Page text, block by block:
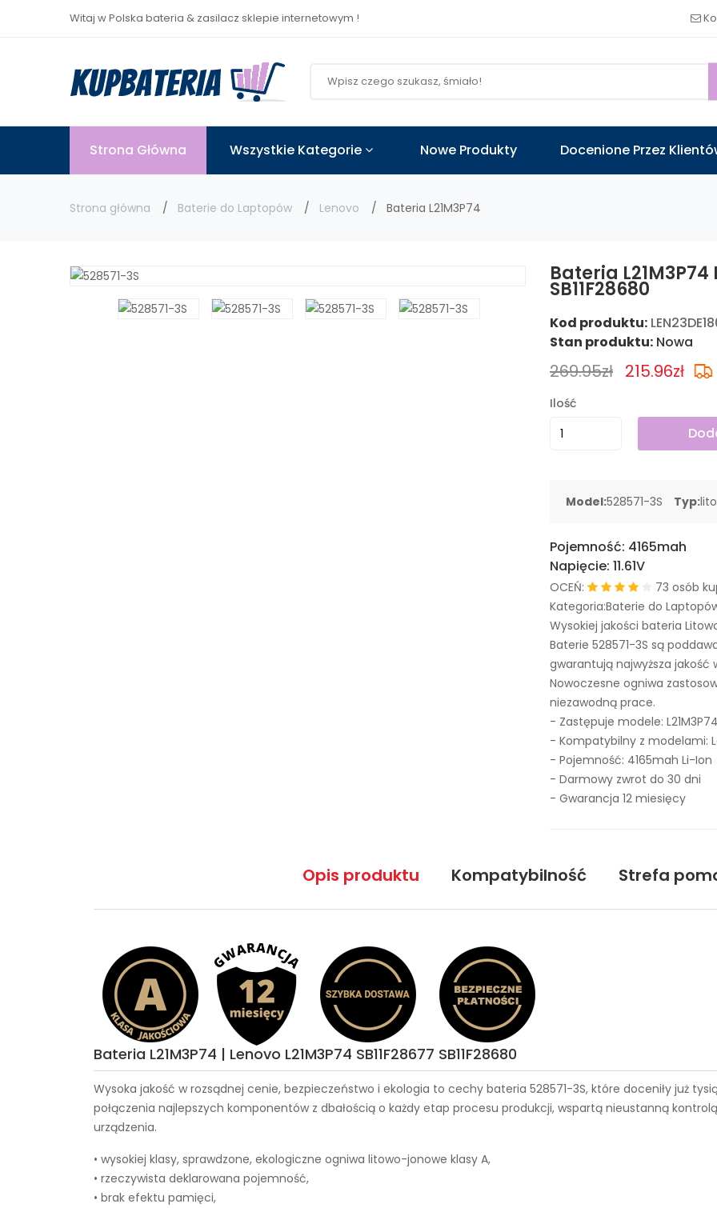
Witaj w Polska bateria & zasilacz sklepie internetowym !
Strona Główna Wszystkie Kategorie Nowe Produkty Docenione Przez
Strona główna Baterie do Laptopów Lenovo Bateria L21M3P74
Bateria L21M3P74
SB11F28680
Kod produktu:
Stan produktu: Nowa
269.95zł 215.96zł
Ilość
Model:528571-3S Typ:
Pojemność: 4165mah
Napięcie: 11.61V
OCEŃ:
73 osób
Kategoria:Baterie do
Wysokiej jakości bateria
Baterie 528571-3S są
gwarantują najwyższa jakość
Nowoczesne ogniwa
niezawodną prace.
- Zastępuje modele: L21M3P74
- Kompatybilny z modelami:
- Pojemność: 4165mah Li-Ion
- Darmowy zwrot do 30 dni
- Gwarancja 12 miesięcy
Opis produktu Kompatybilność Strefa
Bateria L21M3P74 | Lenovo L21M3P74 SB11F28677 SB11F28680
Wysoka jakość w rozsądnej cenie, bezpieczeństwo i ekologia to cechy bateria 528571-3S, które doceniły już
połączenia najlepszych komponentów z dbałością o każdy etap procesu produkcji, wspartą nieustanną
urządzenia.
• wysokiej klasy, sprawdzone, ekologiczne ogniwa litowo-jonowe klasy A,
• rzeczywista deklarowana pojemność,
• brak efektu pamięci,